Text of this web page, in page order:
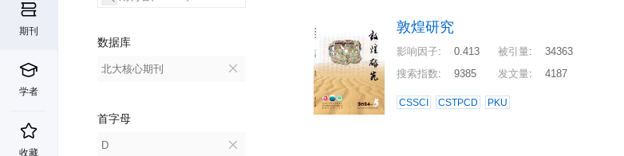
期刊
学者
收藏
数据库
北大核心期刊
首字母
D
敦煌研究
影响因子: 0.413 被引量:
34363
搜索指数: 9385 发文量: 4187
CSSCI CSTPCD PKU